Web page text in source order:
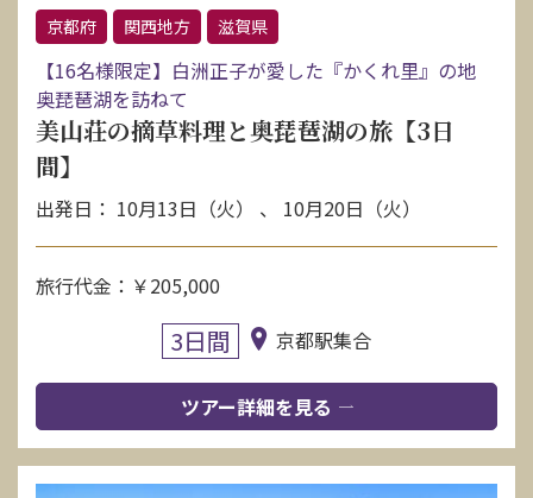
京都府 関西地方 滋賀県
【16名様限定】白洲正子が愛した『かくれ里』の地
奥琵琶湖を訪ねて
美山荘の摘草料理と奥琵琶湖の旅【3日
間】
出発日： 10月13日（火） 、 10月20日（火）
旅行代金：￥205,000
3日間 京都駅集合
ツアー詳細を見る